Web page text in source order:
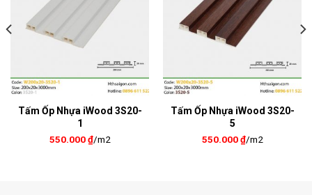
Tấm Ốp Nhựa iWood 3S20-
1
550.000₫/m2
Tấm Ốp Nhựa iWood 3S20-
5
550.000₫/m2